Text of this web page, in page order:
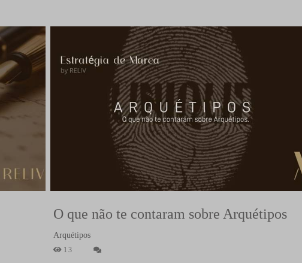
O que não te contaram sobre Arquétipos
Arquétipos
13